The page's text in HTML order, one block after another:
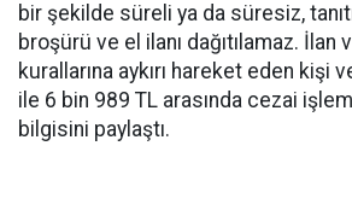
bir şekilde süreli ya da süresiz,
broşürü ve el ilanı dağıtılamaz. İlan
kurallarına aykırı hareket eden kişi
ile 6 bin 989 TL arasında cezai işlem
bilgisini paylaştı.